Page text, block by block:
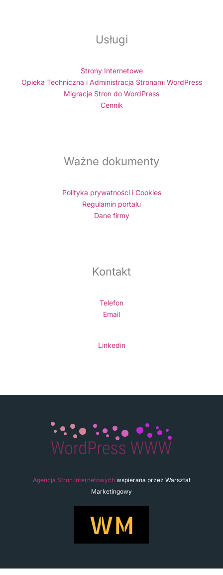
Usługi
Strony Internetowe
Opieka Techniczna i Administracja Stronami WordPress
Migracje Stron do WordPress
Cennik
Ważne dokumenty
Polityka prywatności i Cookies
Regulamin portalu
Dane firmy
Kontakt
Telefon
Email
Linkedin
Agencja Stron Internetowychwspierana przez Warsztat
Marketingowy